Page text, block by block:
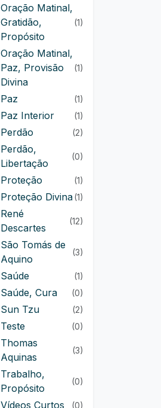
Oração Matinal,
Gratidão,
Propósito
(1)
Oração Matinal,
Paz, Provisão
Divina
(1)
Paz (1)
Paz Interior (1)
Perdão (2)
Perdão,
Libertação
(0)
Proteção (1)
Proteção Divina(1)
René
Descartes
(12)
São Tomás de
Aquino
(3)
Saúde (1)
Saúde, Cura (0)
Sun Tzu (2)
Teste (0)
Thomas
Aquinas
(3)
Trabalho,
Propósito
(0)
Vídeos Curtos (0)